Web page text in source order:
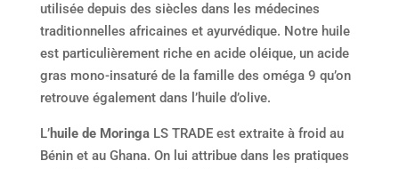
utilisée depuis des siècles dans les médecines
traditionnelles africaines et ayurvédique. Notre huile
est particulièrement riche en acide oléique, un acide
gras mono-insaturé de la famille des oméga 9 qu’on
retrouve également dans l’huile d’olive.
L’huile de MoringaLS TRADE est extraite à froid au
Bénin et au Ghana. On lui attribue dans les pratiques